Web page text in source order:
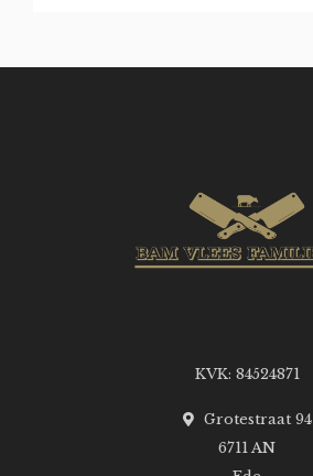
KVK: 84524871
Grotestraat 94
6711 AN